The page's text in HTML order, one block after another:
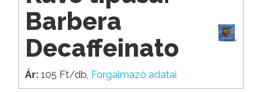
Barbera
Decaffeinato
Ár: 105 Ft/db, Forgalmazó adatai